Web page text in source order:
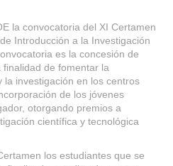
la convocatoria del XI Certamen
Introducción a la Investigación
es la concesión de
de fomentar la
investigación en los centros
de los jóvenes
otorgando premios a
científica y tecnológica
los estudiantes que se